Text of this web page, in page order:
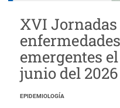
XVI Jornadas
enfermedades
emergentes
junio del 2026
EPIDEMIOLOGÍA